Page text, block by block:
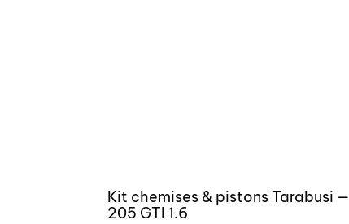
Kit chemises & pistons Tarabusi —
205 GTI 1.6